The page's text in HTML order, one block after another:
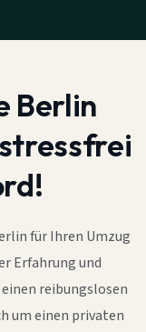
Berlin
für Ihren Umzug
Erfahrung und
reibungslosen
um einen privaten